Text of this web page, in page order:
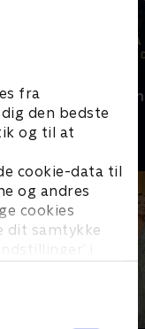
fra
den bedste
og til at
cookie-data til
og andres
cookies
dit samtykke
i
Margrete